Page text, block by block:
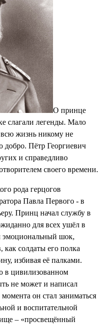
О принце
слагали легенды. Мало
жизнь никому не
добро. Пётр Георгиевич
и справедливо
своего времени.
рода герцогов
Павла Первого - в
Принц начал службу в
для всех ушёл в
эмоциональный шок,
солдаты его полка
избивая её палками.
в цивилизованном
не может и написал
он стал заниматься
и воспитательной
– «просвещённый